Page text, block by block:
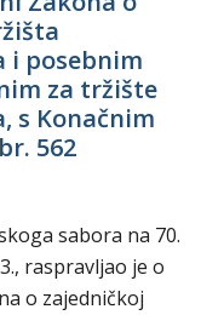
i posebnim
za tržište
s Konačnim
562
sabora na 70.
raspravljao je o
o zajedničkoj